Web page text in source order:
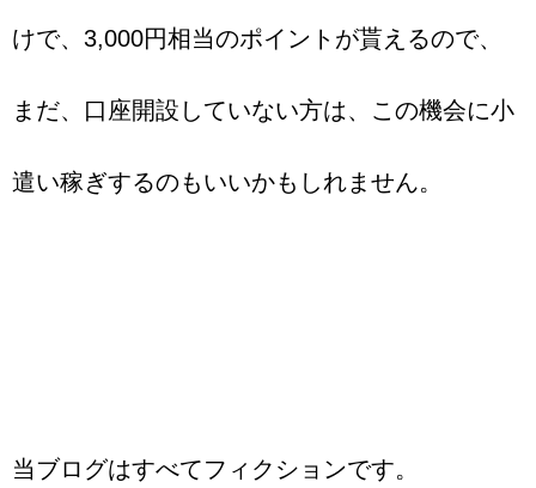
けで、3,000円相当のポイントが貰えるので、
まだ、口座開設していない方は、この機会に小
遣い稼ぎするのもいいかもしれません。
当ブログはすべてフィクションです。